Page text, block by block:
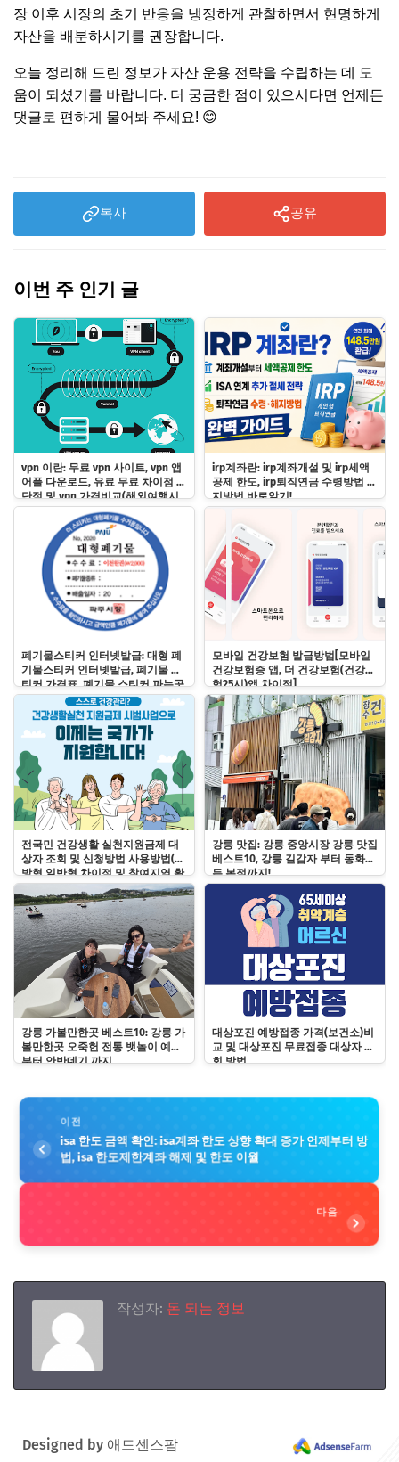
장 이후 시장의 초기 반응을 냉정하게 관찰하면서 현명하게
자산을 배분하시기를 권장합니다.
오늘 정리해 드린 정보가 자산 운용 전략을 수립하는 데 도
움이 되셨기를 바랍니다. 더 궁금한 점이 있으시다면 언제든
댓글로 편하게 물어봐 주세요! 😊
복사 공유
이번 주 인기 글
vpn 이란: 무료 vpn 사이트, vpn 앱
어플 다운로드, 유료 무료 차이점 장
단점 및 vpn 가격비교(해외여행시
한국ip제공 vpn)
irp계좌란: irp계좌개설 및 irp세액
공제 한도, irp퇴직연금 수령방법 해
지방법 바로알기!
폐기물스티커 인터넷발급: 대형 폐
기물스티커 인터넷발급, 폐기물 스
티커 가격표, 폐기물 스티커 파는곳
바로알기
모바일 건강보험 발급방법[모바일
건강보험증 앱, 더 건강보험(건강보
험25시)앱 차이점]
전국민 건강생활 실천지원금제 대
상자 조회 및 신청방법 사용방법(예
방형 일반형 차이점 및 참여지역 확
인)
강릉 맛집: 강릉 중앙시장 강릉 맛집
베스트10, 강릉 길감자 부터 동화가
든 본점까지!
강릉 가볼만한곳 베스트10: 강릉 가
볼만한곳 오죽헌 전통 뱃놀이 예약
부터 안반데기 까지
대상포진 예방접종 가격(보건소)비
교 및 대상포진 무료접종 대상자 조
회 방법
이전
isa 한도 금액 확인: isa계좌 한도 상향 확대 증가 언제부터 방
법, isa 한도제한계좌 해제 및 한도 이월
다음
작성자: 돈 되는 정보
Designed by 애드센스팜